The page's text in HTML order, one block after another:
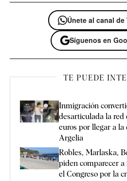
Únete al canal de
Síguenos en
TE PUEDE
Inmigración
desarticulada la red
euros por llegar a la
Argelia
Robles, Marlaska,
piden comparecer a
el Congreso por la